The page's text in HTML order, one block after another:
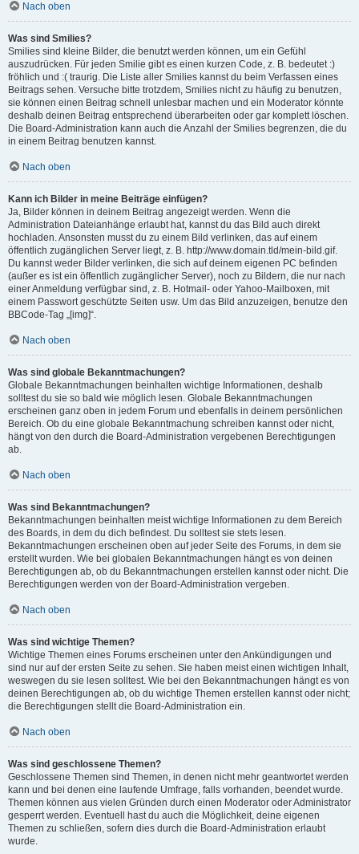
Nach oben
Was sind Smilies?
Smilies sind kleine Bilder, die benutzt werden können, um ein Gefühl
auszudrücken. Für jeden Smilie gibt es einen kurzen Code, z. B. bedeutet :)
fröhlich und :( traurig. Die Liste aller Smilies kannst du beim Verfassen eines
Beitrags sehen. Versuche bitte trotzdem, Smilies nicht zu häufig zu benutzen,
sie können einen Beitrag schnell unlesbar machen und ein Moderator könnte
deshalb deinen Beitrag entsprechend überarbeiten oder gar komplett löschen.
Die Board-Administration kann auch die Anzahl der Smilies begrenzen, die du
in einem Beitrag benutzen kannst.
Nach oben
Kann ich Bilder in meine Beiträge einfügen?
Ja, Bilder können in deinem Beitrag angezeigt werden. Wenn die
Administration Dateianhänge erlaubt hat, kannst du das Bild auch direkt
hochladen. Ansonsten musst du zu einem Bild verlinken, das auf einem
öffentlich zugänglichen Server liegt, z. B. http://www.domain.tld/mein-bild.gif.
Du kannst weder Bilder verlinken, die sich auf deinem eigenen PC befinden
(außer es ist ein öffentlich zugänglicher Server), noch zu Bildern, die nur nach
einer Anmeldung verfügbar sind, z. B. Hotmail- oder Yahoo-Mailboxen, mit
einem Passwort geschützte Seiten usw. Um das Bild anzuzeigen, benutze den
BBCode-Tag „[img]“.
Nach oben
Was sind globale Bekanntmachungen?
Globale Bekanntmachungen beinhalten wichtige Informationen, deshalb
solltest du sie so bald wie möglich lesen. Globale Bekanntmachungen
erscheinen ganz oben in jedem Forum und ebenfalls in deinem persönlichen
Bereich. Ob du eine globale Bekanntmachung schreiben kannst oder nicht,
hängt von den durch die Board-Administration vergebenen Berechtigungen
ab.
Nach oben
Was sind Bekanntmachungen?
Bekanntmachungen beinhalten meist wichtige Informationen zu dem Bereich
des Boards, in dem du dich befindest. Du solltest sie stets lesen.
Bekanntmachungen erscheinen oben auf jeder Seite des Forums, in dem sie
erstellt wurden. Wie bei globalen Bekanntmachungen hängt es von deinen
Berechtigungen ab, ob du Bekanntmachungen erstellen kannst oder nicht. Die
Berechtigungen werden von der Board-Administration vergeben.
Nach oben
Was sind wichtige Themen?
Wichtige Themen eines Forums erscheinen unter den Ankündigungen und
sind nur auf der ersten Seite zu sehen. Sie haben meist einen wichtigen Inhalt,
weswegen du sie lesen solltest. Wie bei den Bekanntmachungen hängt es von
deinen Berechtigungen ab, ob du wichtige Themen erstellen kannst oder nicht;
die Berechtigungen stellt die Board-Administration ein.
Nach oben
Was sind geschlossene Themen?
Geschlossene Themen sind Themen, in denen nicht mehr geantwortet werden
kann und bei denen eine laufende Umfrage, falls vorhanden, beendet wurde.
Themen können aus vielen Gründen durch einen Moderator oder Administrator
gesperrt werden. Eventuell hast du auch die Möglichkeit, deine eigenen
Themen zu schließen, sofern dies durch die Board-Administration erlaubt
wurde.